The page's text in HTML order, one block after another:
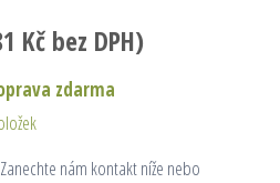
Kč bez DPH)
zdarma
nám kontakt níže nebo